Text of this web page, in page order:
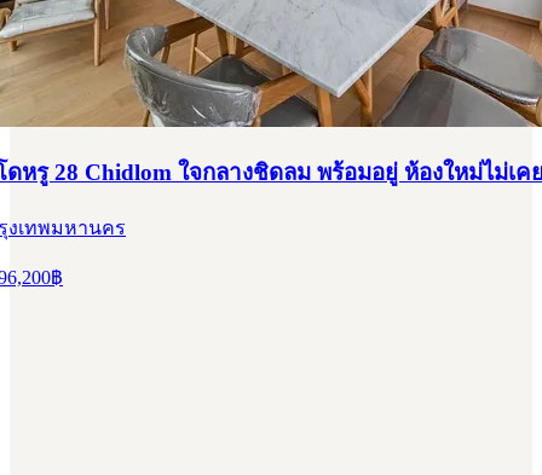
หรู 28 Chidlom ใจกลางชิดลม พร้อมอยู่ ห้องใหม่ไม่เค
งเทพมหานคร
฿